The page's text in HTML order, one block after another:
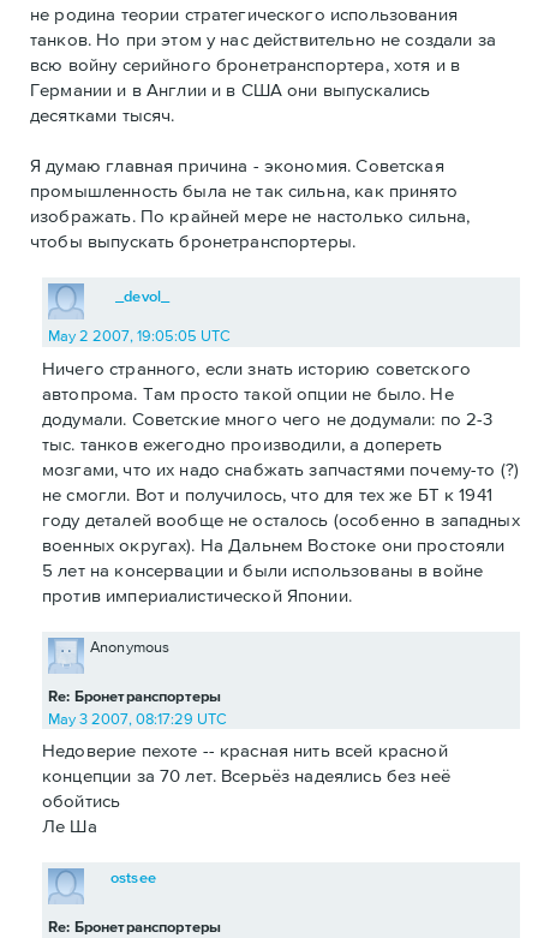
не родина теории стратегического использования
танков. Но при этом у нас действительно не создали за
всю войну серийного бронетранспортера, хотя и в
Германии и в Англии и в США они выпускались
десятками тысяч.
Я думаю главная причина - экономия. Советская
промышленность была не так сильна, как принято
изображать. По крайней мере не настолько сильна,
чтобы выпускать бронетранспортеры.
_devol_
May 2 2007, 19:05:05 UTC
Ничего странного, если знать историю советского
автопрома. Там просто такой опции не было. Не
додумали. Советские много чего не додумали: по 2-3
тыс. танков ежегодно производили, а допереть
мозгами, что их надо снабжать запчастями почему-то (?)
не смогли. Вот и получилось, что для тех же БТ к 1941
году деталей вообще не осталось (особенно в западных
военных округах). На Дальнем Востоке они простояли
5 лет на консервации и были использованы в войне
против империалистической Японии.
Re: Бронетранспортеры
Anonymous
May 3 2007, 08:17:29 UTC
Недоверие пехоте -- красная нить всей красной
концепции за 70 лет. Всерьёз надеялись без неё
обойтись
Ле Ша
Re: Бронетранспортеры
ostsee